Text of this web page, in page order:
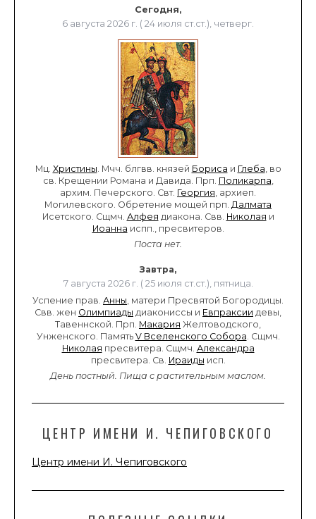
Сегодня,
6 августа 2026 г. ( 24 июля ст.ст.), четверг.
Мц. Христины. Мчч. блгвв. князей Бориса и Глеба, во
св. Крещении Романа и Давида. Прп. Поликарпа,
архим. Печерского. Свт. Георгия, архиеп.
Могилевского. Обретение мощей прп. Далмата
Исетского. Сщмч. Алфея диакона. Свв. Николая и
Иоанна испп., пресвитеров.
Поста нет.
Завтра,
7 августа 2026 г. ( 25 июля ст.ст.), пятница.
Успение прав. Анны, матери Пресвятой Богородицы.
Свв. жен Олимпиады диакониссы и Евпраксии девы,
Тавеннской. Прп. Макария Желтоводского,
Унженского. Память V Вселенского Собора. Сщмч.
Николая пресвитера. Сщмч. Александра
пресвитера. Св. Ираиды исп.
День постный. Пища с растительным маслом.
ЦЕНТР ИМЕНИ И. ЧЕПИГОВСКОГО
Центр имени И. Чепиговского